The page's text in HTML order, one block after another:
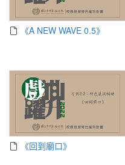
《A NEW WAVE 0.5》
《回到廟口》